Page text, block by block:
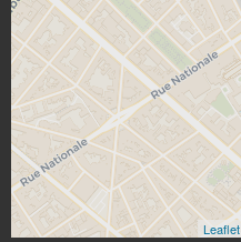
Leaflet